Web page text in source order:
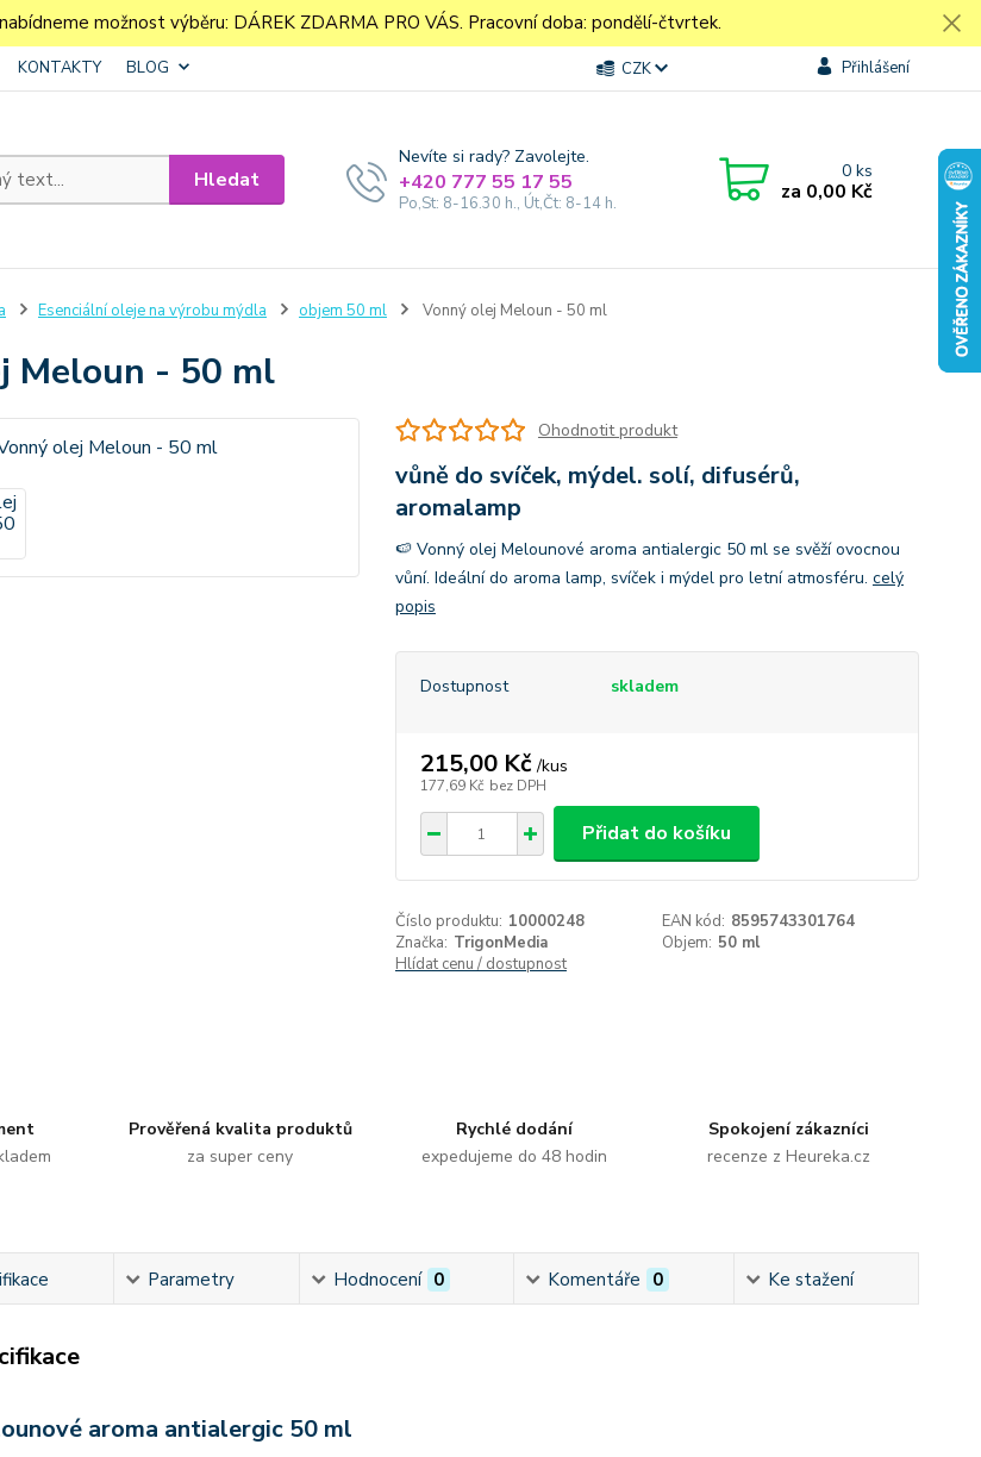
možnost výběru: DÁREK ZDARMA PRO VÁS. Pracovní doba: pondělí-čtvrtek.
KONTAKTY BLOG CZK Přihlášení
Hledat
Nevíte si rady? Zavolejte.
+420 777 55 17 55
Po,St: 8-16.30 h., Út,Čt: 8-14 h.
0ks
za 0,00 Kč
Esenciální oleje na výrobu mýdla objem 50 ml Vonný olej Meloun - 50 ml
Meloun - 50 ml
Ohodnotit produkt
vůně do svíček, mýdel. solí, difusérů,
aromalamp
🍉 Vonný olej Melounové aroma antialergic 50 ml se svěží ovocnou
vůní. Ideální do aroma lamp, svíček i mýdel pro letní atmosféru. celý
popis
Dostupnost skladem
215,00 Kč /kus
177,69 Kč bez DPH
Přidat do košíku
Číslo produktu: 10000248 EAN kód: 8595743301764
Značka: TrigonMedia Objem: 50 ml
Hlídat cenu / dostupnost
Prověřená kvalita produktů
za super ceny
Rychlé dodání
expedujeme do 48 hodin
Spokojení zákazníci
recenze z Heureka.cz
Parametry Hodnocení 0 Komentáře 0 Ke stažení
aroma antialergic 50 ml